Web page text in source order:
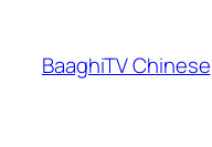
content
BaaghiTV Chinese